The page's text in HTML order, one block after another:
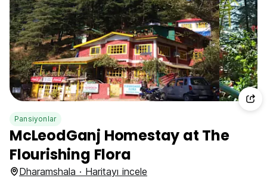
Pansiyonlar
McLeodGanj Homestay at The
Flourishing Flora
Dharamshala · Haritayı incele